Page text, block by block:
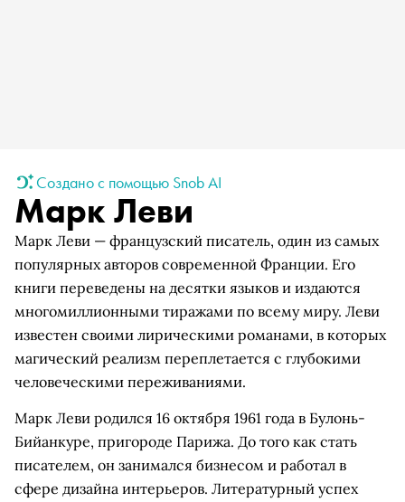
Создано с помощью Snob AI
Марк Леви
Марк Леви — французский писатель, один из самых
популярных авторов современной Франции. Его
книги переведены на десятки языков и издаются
многомиллионными тиражами по всему миру. Леви
известен своими лирическими романами, в которых
магический реализм переплетается с глубокими
человеческими переживаниями.
Марк Леви родился 16 октября 1961 года в Булонь-
Бийанкуре, пригороде Парижа. До того как стать
писателем, он занимался бизнесом и работал в
сфере дизайна интерьеров. Литературный успех